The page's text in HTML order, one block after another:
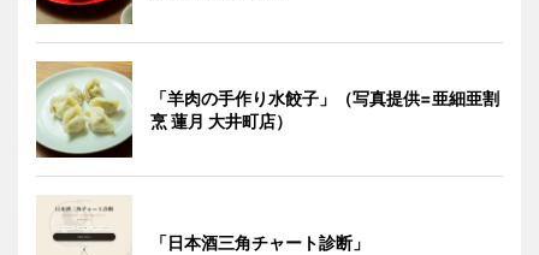
「羊肉の手作り水餃子」（写真提供=亜細亜割
烹 蓮月 大井町店）
「日本酒三角チャート診断」